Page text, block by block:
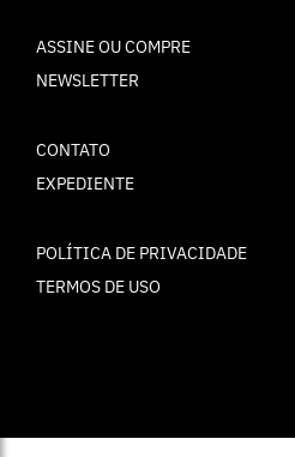
ASSINE OU COMPRE
NEWSLETTER
CONTATO
EXPEDIENTE
POLÍTICA DE PRIVACIDADE
TERMOS DE USO